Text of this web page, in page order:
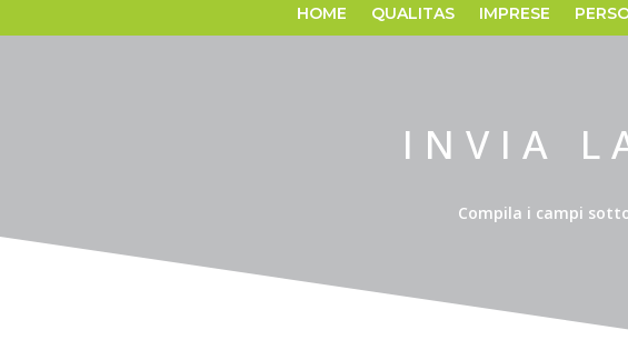
HOME QUALITAS IMPRESE
INVIA
Compila i campi